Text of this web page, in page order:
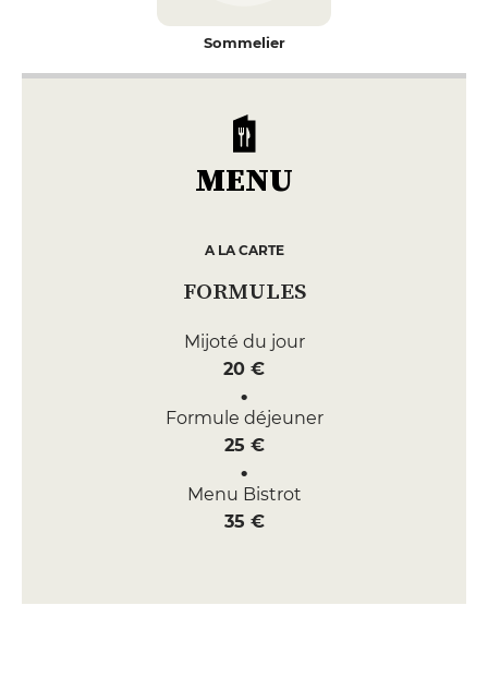
Sommelier
MENU
A LA CARTE
FORMULES
Mijoté du jour
20 €
Formule déjeuner
25 €
Menu Bistrot
35 €